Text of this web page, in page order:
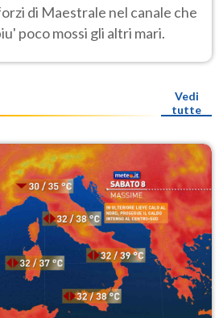
di Maestrale nel canale che
poco mossi gli altri mari.
Vedi
tutte